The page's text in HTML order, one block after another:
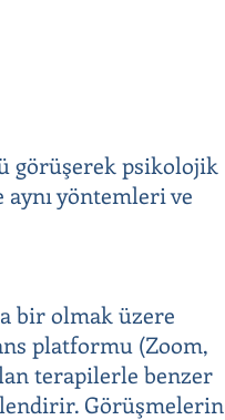
görüşerek psikolojik
yöntemleri ve
bir olmak üzere
platformu (Zoom,
terapilerle benzer
Görüşmelerin